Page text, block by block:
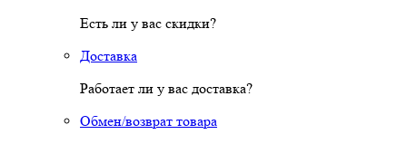
Есть ли у вас скидки?
Доставка
Работает ли у вас доставка?
Обмен/возврат товара